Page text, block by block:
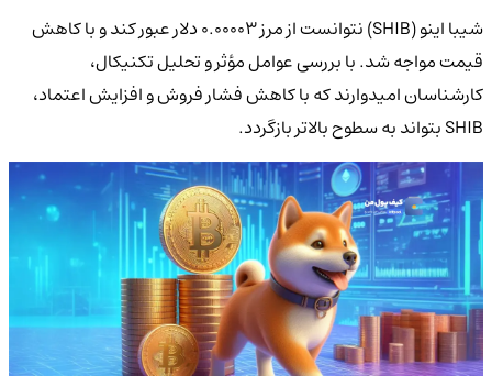
شیبا اینو (SHIB) نتوانست از مرز ۰.۰۰۰۰۳ دلار عبور کند و با کاهش
قیمت مواجه شد. با بررسی عوامل مؤثر و تحلیل تکنیکال،
کارشناسان امیدوارند که با کاهش فشار فروش و افزایش اعتماد،
SHIB بتواند به سطوح بالاتر بازگردد.